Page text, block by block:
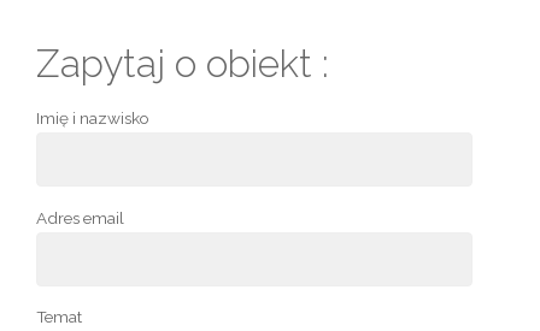
Zapytaj o obiekt :
Imię i nazwisko
Adres email
Temat